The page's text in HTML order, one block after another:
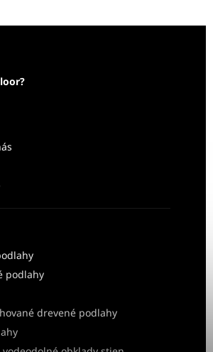
podlahy
drevené podlahy